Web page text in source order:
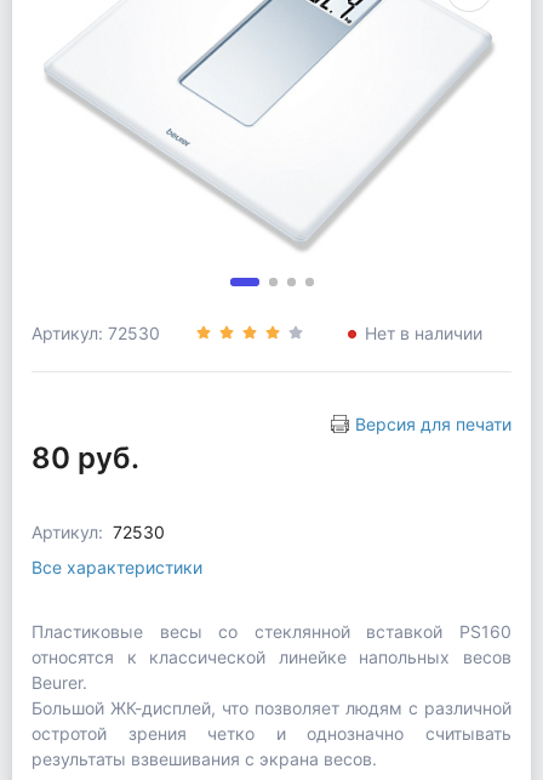
Артикул: 72530 Нет в наличии
Версия для печати
80 руб.
Артикул: 72530
Все характеристики
Пластиковые весы со стеклянной вставкой PS160
относятся к классической линейке напольных весов
Beurer.
Большой ЖК-дисплей, что позволяет людям с различной
остротой зрения четко и однозначно считывать
результаты взвешивания с экрана весов.